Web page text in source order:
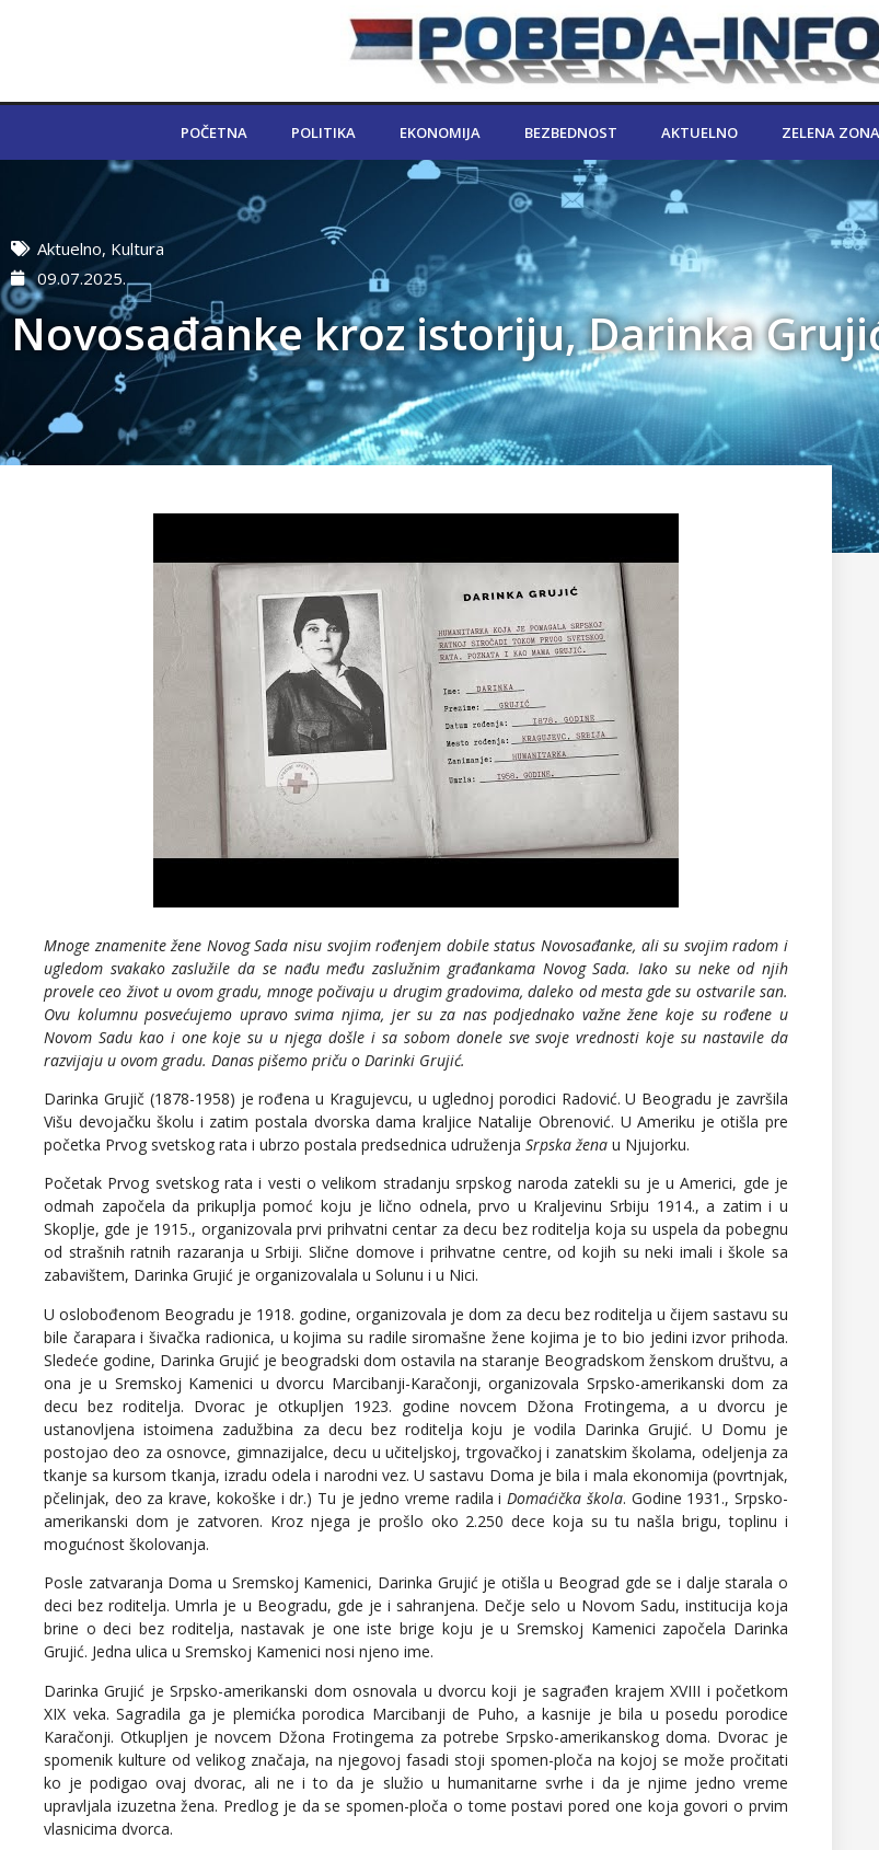
POČETNA POLITIKA EKONOMIJA BEZBEDNOST AKTUELNO ZELENA ZONA
Aktuelno, Kultura
09.07.2025.
Novosađanke kroz istoriju, Darinka
Mnoge znamenite žene Novog Sada nisu svojim rođenjem dobile status Novosađanke, ali su svojim radom i
ugledom svakako zaslužile da se nađu među zaslužnim građankama Novog Sada. Iako su neke od njih
provele ceo život u ovom gradu, mnoge počivaju u drugim gradovima, daleko od mesta gde su ostvarile san.
Ovu kolumnu posvećujemo upravo svima njima, jer su za nas podjednako važne žene koje su rođene u
Novom Sadu kao i one koje su u njega došle i sa sobom donele sve svoje vrednosti koje su nastavile da
razvijaju u ovom gradu. Danas pišemo priču o Darinki Grujić.
Darinka Grujič (1878-1958) je rođena u Kragujevcu, u uglednoj porodici Radović. U Beogradu je završila
Višu devojačku školu i zatim postala dvorska dama kraljice Natalije Obrenović. U Ameriku je otišla pre
početka Prvog svetskog rata i ubrzo postala predsednica udruženja Srpska žena u Njujorku.
Početak Prvog svetskog rata i vesti o velikom stradanju srpskog naroda zatekli su je u Americi, gde je
odmah započela da prikuplja pomoć koju je lično odnela, prvo u Kraljevinu Srbiju 1914., a zatim i u
Skoplje, gde je 1915., organizovala prvi prihvatni centar za decu bez roditelja koja su uspela da pobegnu
od strašnih ratnih razaranja u Srbiji. Slične domove i prihvatne centre, od kojih su neki imali i škole sa
zabavištem, Darinka Grujić je organizovalala u Solunu i u Nici.
U oslobođenom Beogradu je 1918. godine, organizovala je dom za decu bez roditelja u čijem sastavu su
bile čarapara i šivačka radionica, u kojima su radile siromašne žene kojima je to bio jedini izvor prihoda.
Sledeće godine, Darinka Grujić je beogradski dom ostavila na staranje Beogradskom ženskom društvu, a
ona je u Sremskoj Kamenici u dvorcu Marcibanji-Karačonji, organizovala Srpsko-amerikanski dom za
decu bez roditelja. Dvorac je otkupljen 1923. godine novcem Džona Frotingema, a u dvorcu je
ustanovljena istoimena zadužbina za decu bez roditelja koju je vodila Darinka Grujić. U Domu je
postojao deo za osnovce, gimnazijalce, decu u učiteljskoj, trgovačkoj i zanatskim školama, odeljenja za
tkanje sa kursom tkanja, izradu odela i narodni vez. U sastavu Doma je bila i mala ekonomija (povrtnjak,
pčelinjak, deo za krave, kokoške i dr.) Tu je jedno vreme radila i Domaćička škola. Godine 1931., Srpsko-
amerikanski dom je zatvoren. Kroz njega je prošlo oko 2.250 dece koja su tu našla brigu, toplinu i
mogućnost školovanja.
Posle zatvaranja Doma u Sremskoj Kamenici, Darinka Grujić je otišla u Beograd gde se i dalje starala o
deci bez roditelja. Umrla je u Beogradu, gde je i sahranjena. Dečje selo u Novom Sadu, institucija koja
brine o deci bez roditelja, nastavak je one iste brige koju je u Sremskoj Kamenici započela Darinka
Grujić. Jedna ulica u Sremskoj Kamenici nosi njeno ime.
Darinka Grujić je Srpsko-amerikanski dom osnovala u dvorcu koji je sagrađen krajem XVIII i početkom
XIX veka. Sagradila ga je plemićka porodica Marcibanji de Puho, a kasnije je bila u posedu porodice
Karačonji. Otkupljen je novcem Džona Frotingema za potrebe Srpsko-amerikanskog doma. Dvorac je
spomenik kulture od velikog značaja, na njegovoj fasadi stoji spomen-ploča na kojoj se može pročitati
ko je podigao ovaj dvorac, ali ne i to da je služio u humanitarne svrhe i da je njime jedno vreme
upravljala izuzetna žena. Predlog je da se spomen-ploča o tome postavi pored one koja govori o prvim
vlasnicima dvorca.